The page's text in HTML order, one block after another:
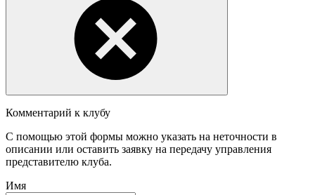
Комментарий к клубу
С помощью этой формы можно указать на неточности в
описании или оставить заявку на передачу управления
представителю клуба.
Имя